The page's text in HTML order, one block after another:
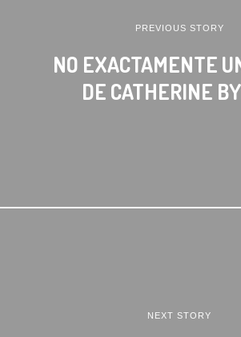
PREVIOUS STORY
NO EXACTAMENTE
DE CATHERINE
NEXT STORY